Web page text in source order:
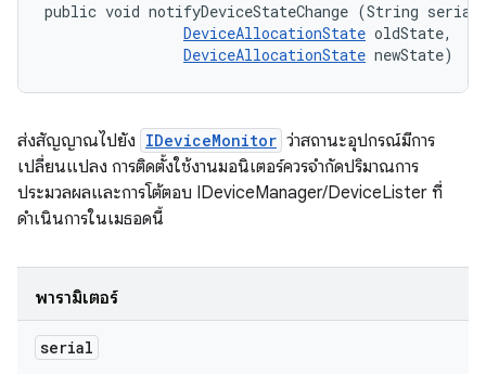
public void notifyDeviceStateChange (String
DeviceAllocationState oldState,
DeviceAllocationState newState)
ส่งสัญญาณไปยัง IDeviceMonitor ว่าสถานะอุปกรณ์มีการ
เปลี่ยนแปลง การติดตั้งใช้งานมอนิเตอร์ควรจำกัดปริมาณการ
ประมวลผลและการโต้ตอบ IDeviceManager/DeviceLister ที่
ดำเนินการในเมธอดนี้
พารามิเตอร์
serial